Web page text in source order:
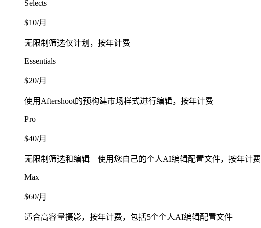
Selects
$10/月
无限制筛选仅计划，按年计费
Essentials
$20/月
使用Aftershoot的预构建市场样式进行编辑，按年计费
Pro
$40/月
无限制筛选和编辑 – 使用您自己的个人AI编辑配置文件，按年计费
Max
$60/月
适合高容量摄影，按年计费，包括5个个人AI编辑配置文件